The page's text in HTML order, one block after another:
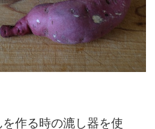
作る時の漉し器を使